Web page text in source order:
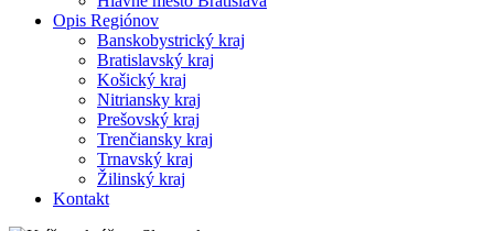
Opis Regiónov
Banskobystrický kraj
Bratislavský kraj
Košický kraj
Nitriansky kraj
Prešovský kraj
Trenčiansky kraj
Trnavský kraj
Žilinský kraj
Kontakt